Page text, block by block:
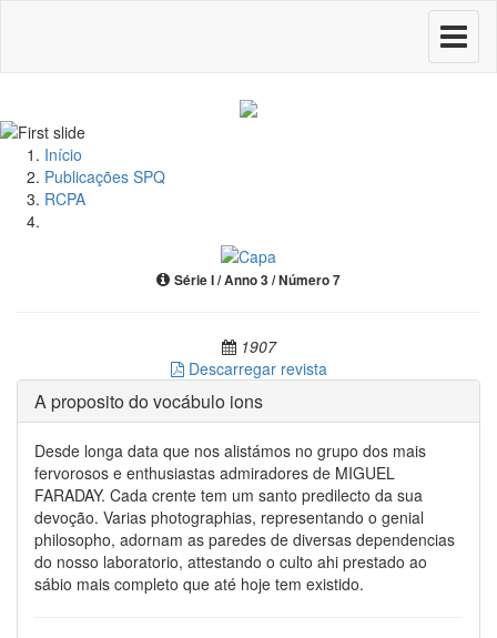
Toggle
Início
Publicações SPQ
RCPA
Série I / Anno 3 / Número 7
1907
Descarregar revista
A proposito do vocábulo ions
Desde longa data que nos alistámos no grupo dos mais
fervorosos e enthusiastas admiradores de MIGUEL
FARADAY. Cada crente tem um santo predilecto da sua
devoção. Varias photographias, representando o genial
philosopho, adornam as paredes de diversas dependencias
do nosso laboratorio, attestando o culto ahi prestado ao
sábio mais completo que até hoje tem existido.